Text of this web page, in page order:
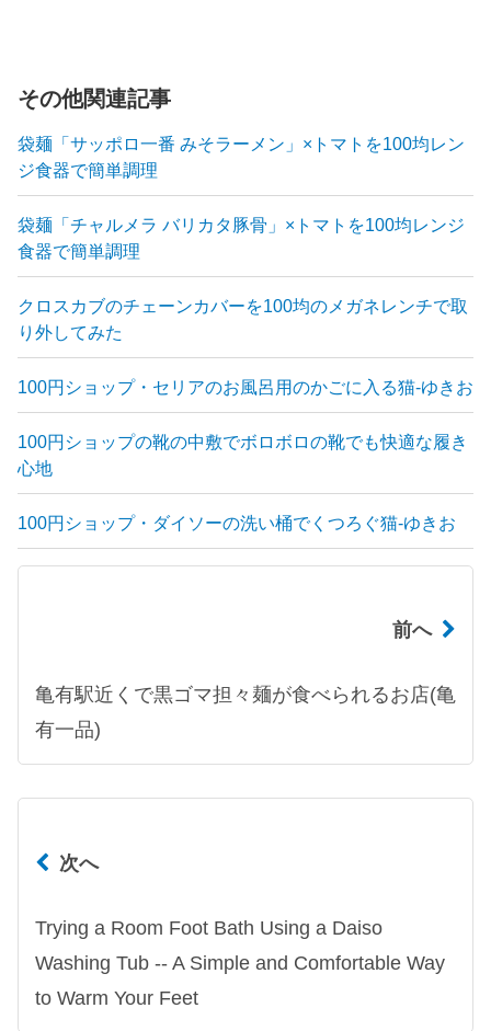
その他関連記事
袋麺「サッポロ一番 みそラーメン」×トマトを100均レン
ジ食器で簡単調理
袋麺「チャルメラ バリカタ豚骨」×トマトを100均レンジ
食器で簡単調理
クロスカブのチェーンカバーを100均のメガネレンチで取
り外してみた
100円ショップ・セリアのお風呂用のかごに入る猫-ゆきお
100円ショップの靴の中敷でボロボロの靴でも快適な履き
心地
100円ショップ・ダイソーの洗い桶でくつろぐ猫-ゆきお
前へ
亀有駅近くで黒ゴマ担々麺が食べられるお店(亀
有一品)
次へ
Trying a Room Foot Bath Using a Daiso
Washing Tub -- A Simple and Comfortable Way
to Warm Your Feet